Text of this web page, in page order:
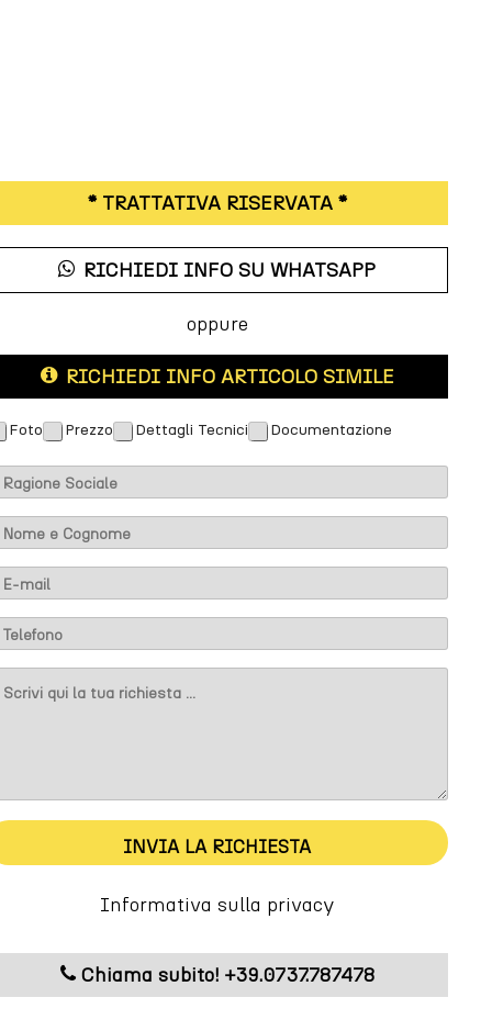
* TRATTATIVA RISERVATA *
RICHIEDI INFO SU WHATSAPP
oppure
RICHIEDI INFO ARTICOLO SIMILE
Foto Prezzo Dettagli Tecnici Documentazione
INVIA LA RICHIESTA
Informativa sulla privacy
Chiama subito! +39.0737.787478